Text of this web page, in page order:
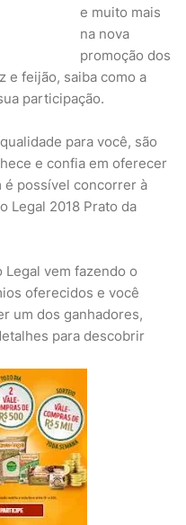
e muito mais
na nova
promoção dos
e feijão, saiba como a
participação.
para você, são
e confia em oferecer
é possível concorrer à
Legal 2018 Prato da
Legal vem fazendo o
oferecidos e você
um dos ganhadores,
para descobrir